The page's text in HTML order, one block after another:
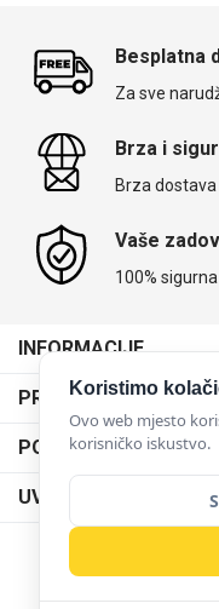
Besplatna
Za sve
Brza i
Brza dostava
Vaše
100%
INFORMACIJE
Maskice.hr - Web trgovina
SVIJET MASKICA d.o.o.
Aleja javora 13,
095 5555 345
PRODAJNA MJESTA
Poslovnica Trešnjevka
Poslovnica Dubrava
PODRŠKA
Dostava
O nama
Postani partner
UVJETI KORIŠTENJA
Klub vjernosti
Obrazac za
Koristimo
Ovo web mjesto
korisničko iskustvo.